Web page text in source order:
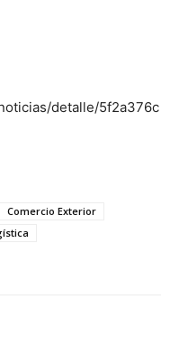
detalle/5f2a376c
Comercio Exterior